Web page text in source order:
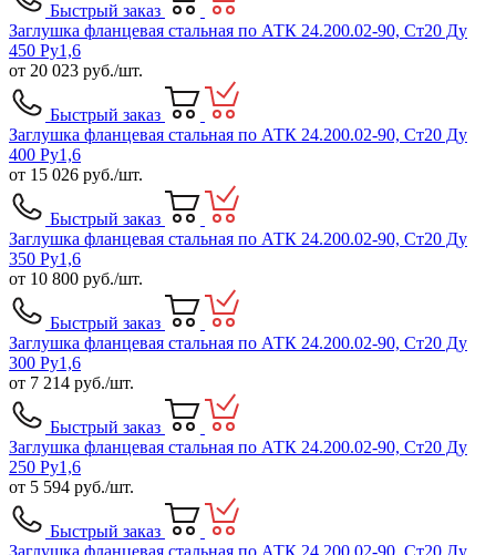
Быстрый заказ
Заглушка фланцевая стальная по АТК 24.200.02-90, Ст20 Ду
450 Ру1,6
от 20 023 руб./шт.
Быстрый заказ
Заглушка фланцевая стальная по АТК 24.200.02-90, Ст20 Ду
400 Ру1,6
от 15 026 руб./шт.
Быстрый заказ
Заглушка фланцевая стальная по АТК 24.200.02-90, Ст20 Ду
350 Ру1,6
от 10 800 руб./шт.
Быстрый заказ
Заглушка фланцевая стальная по АТК 24.200.02-90, Ст20 Ду
300 Ру1,6
от 7 214 руб./шт.
Быстрый заказ
Заглушка фланцевая стальная по АТК 24.200.02-90, Ст20 Ду
250 Ру1,6
от 5 594 руб./шт.
Быстрый заказ